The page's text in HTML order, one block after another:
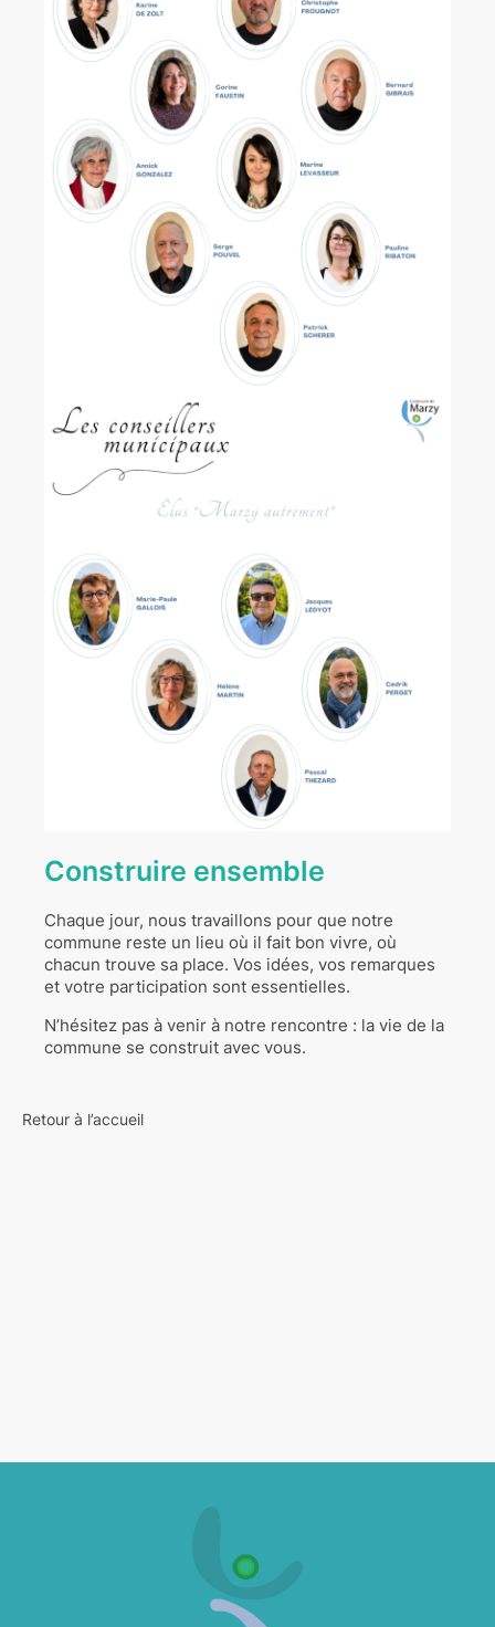
Retour à l’accueil
Construire ensemble
Chaque jour, nous travaillons pour que notre
commune reste un lieu où il fait bon vivre, où
chacun trouve sa place. Vos idées, vos remarques
et votre participation sont essentielles.
N’hésitez pas à venir à notre rencontre : la vie de la
commune se construit avec vous.